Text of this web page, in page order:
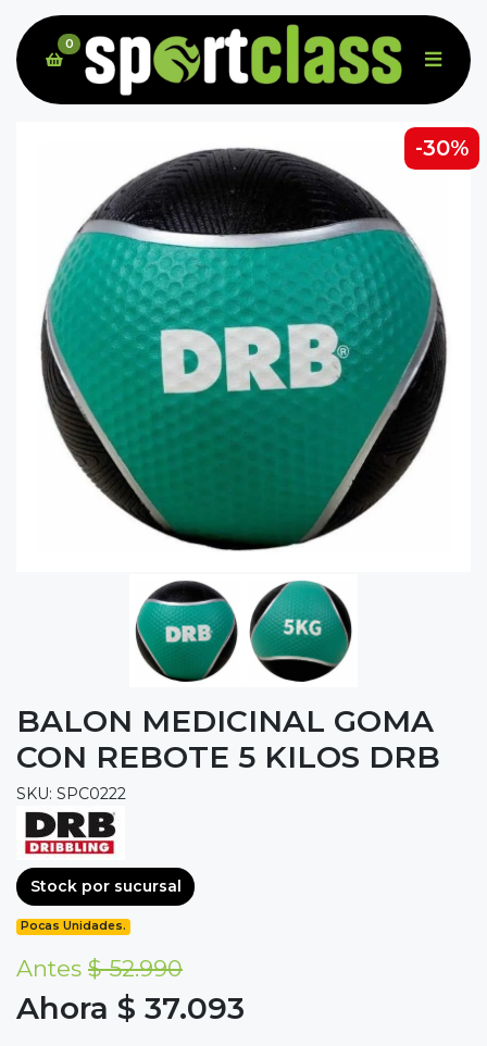
0
-30%
BALON MEDICINAL GOMA
CON REBOTE 5 KILOS DRB
SKU: SPC0222
Stock por sucursal
Pocas Unidades.
Antes $ 52.990
Ahora $ 37.093